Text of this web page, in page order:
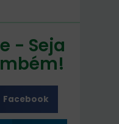
- Seja
Facebook